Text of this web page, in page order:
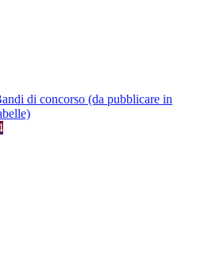
di concorso (da pubblicare in